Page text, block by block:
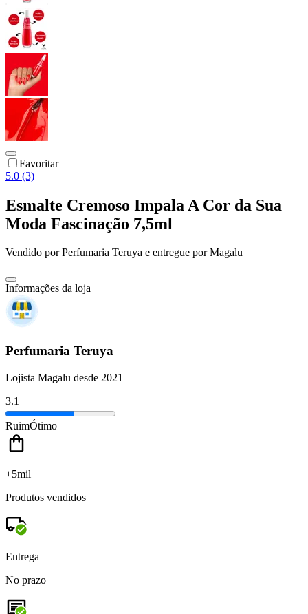
Favoritar
5.0 (3)
Esmalte Cremoso Impala A Cor da Sua
Moda Fascinação 7,5ml
Vendido porPerfumaria Teruya e entregue por Magalu
Informações da loja
Perfumaria Teruya
Lojista Magalu desde 2021
3.1
RuimÓtimo
+5mil
Produtos vendidos
Entrega
No prazo